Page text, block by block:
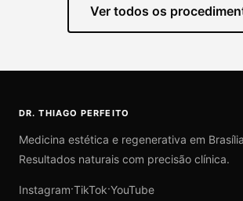
Ver todos os
DR. THIAGO PERFEITO
Medicina estética e regenerativa em
Resultados naturais com precisão clínica.
Instagram·TikTok·YouTube